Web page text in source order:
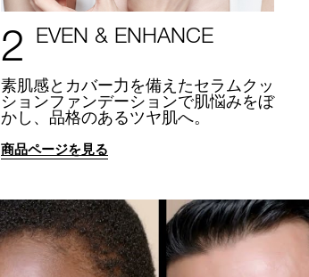
2 EVEN & ENHANCE
素肌感とカバー力を備えたセラムクッ
ションファンデーションで肌悩みをぼ
かし、品格のあるツヤ肌へ。
商品ページを見る